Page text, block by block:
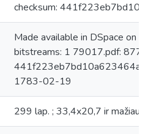
checksum:
Made available in DSpace on
bitstreams: 1 79017.pdf:
1783-02-19
299 lap. ; 33,4x20,7 ir mažiau.